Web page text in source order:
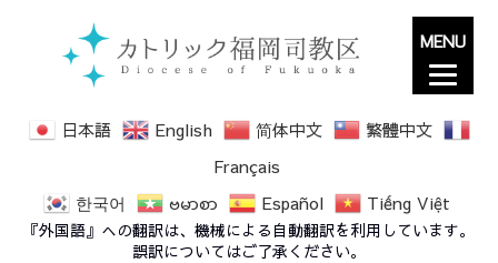
日本語 English 简体中文
繁體中文
Français
한국어
ဗမာစာ Español Tiếng Việt
『外国語』への翻訳は、機械による自動翻訳を利用しています。
誤訳についてはご了承ください。
ティ君 掲載記事画像
MENU